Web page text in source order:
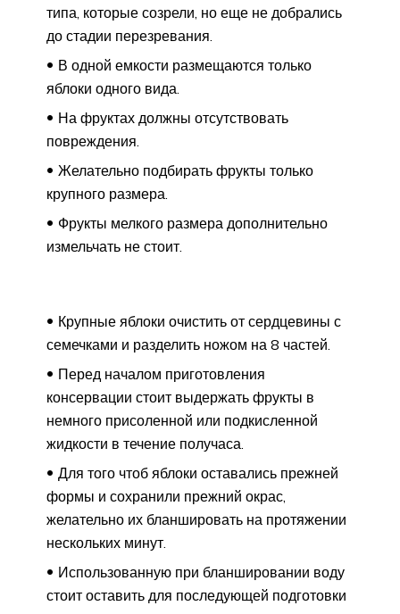
типа, которые созрели, но еще не добрались
до стадии перезревания.
В одной емкости размещаются только
яблоки одного вида.
На фруктах должны отсутствовать
повреждения.
Желательно подбирать фрукты только
крупного размера.
Фрукты мелкого размера дополнительно
измельчать не стоит.
Крупные яблоки очистить от сердцевины с
семечками и разделить ножом на 8 частей.
Перед началом приготовления
консервации стоит выдержать фрукты в
немного присоленной или подкисленной
жидкости в течение получаса.
Для того чтоб яблоки оставались прежней
формы и сохранили прежний окрас,
желательно их бланшировать на протяжении
нескольких минут.
Использованную при бланшировании воду
стоит оставить для последующей подготовки